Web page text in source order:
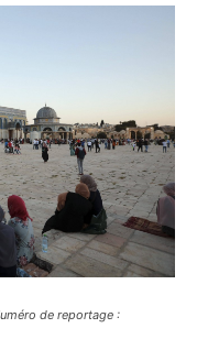
de reportage :